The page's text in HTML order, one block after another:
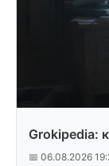
Grokipedia:
📅 06.08.2026